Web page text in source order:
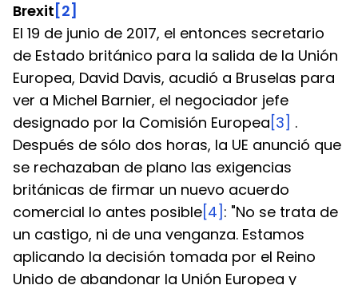
Brexit [2]
El 19 de junio de 2017, el entonces secretario
de Estado británico para la salida de la Unión
Europea, David Davis, acudió a Bruselas para
ver a Michel Barnier, el negociador jefe
designado por la Comisión Europea [3] .
Después de sólo dos horas, la UE anunció que
se rechazaban de plano las exigencias
británicas de firmar un nuevo acuerdo
comercial lo antes posible[4] : "No se trata de
un castigo, ni de una venganza. Estamos
aplicando la decisión tomada por el Reino
Unido de abandonar la Unión Europea y